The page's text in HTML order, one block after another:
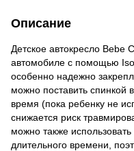
Описание
Детское автокресло Bebe
автомобиле с помощью
особенно надежно
можно поставить спинкой
время (пока ребенку не
снижается риск
можно также
длительного времени,